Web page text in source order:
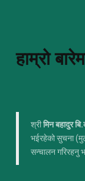
हाम्रो
श्रीमिन बहादुर
भईरहेको सुचना
सन्चालन गरिरहनु